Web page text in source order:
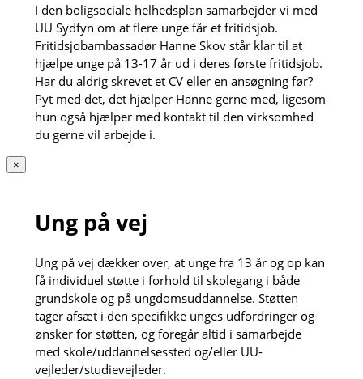
I den boligsociale helhedsplan samarbejder vi med
UU Sydfyn om at flere unge får et fritidsjob.
Fritidsjobambassadør Hanne Skov står klar til at
hjælpe unge på 13-17 år ud i deres første fritidsjob.
Har du aldrig skrevet et CV eller en ansøgning før?
Pyt med det, det hjælper Hanne gerne med, ligesom
hun også hjælper med kontakt til den virksomhed
du gerne vil arbejde i.
×
Ung på vej
Ung på vej dækker over, at unge fra 13 år og op kan
få individuel støtte i forhold til skolegang i både
grundskole og på ungdomsuddannelse. Støtten
tager afsæt i den specifikke unges udfordringer og
ønsker for støtten, og foregår altid i samarbejde
med skole/uddannelsessted og/eller UU-
vejleder/studievejleder.